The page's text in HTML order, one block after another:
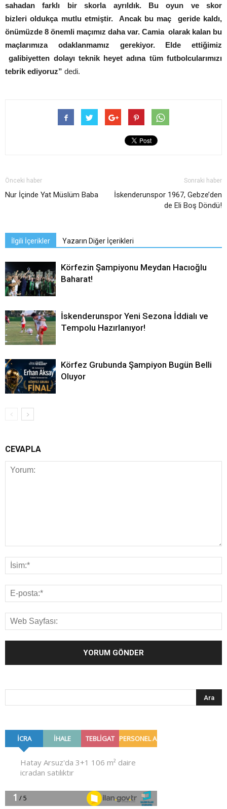
sahadan farklı bir skorla ayrıldık. Bu oyun ve skor
bizleri oldukça mutlu etmiştir. Ancak bu maç geride kaldı,
önümüzde 8 önemli maçımız daha var. Camia olarak kalan bu
maçlarımıza odaklanmamız gerekiyor. Elde ettiğimiz
galibiyetten dolayı teknik heyet adına tüm futbolcularımızı
tebrik ediyoruz” dedi.
Önceki haber
Nur İçinde Yat Müslüm Baba
Sonraki haber
İskenderunspor 1967, Gebze’den
de Eli Boş Döndü!
İlgili İçerikler Yazarın Diğer İçerikleri
Körfezin Şampiyonu Meydan Hacıoğlu
Baharat!
İskenderunspor Yeni Sezona İddialı ve
Tempolu Hazırlanıyor!
Körfez Grubunda Şampiyon Bugün Belli
Oluyor
CEVAPLA